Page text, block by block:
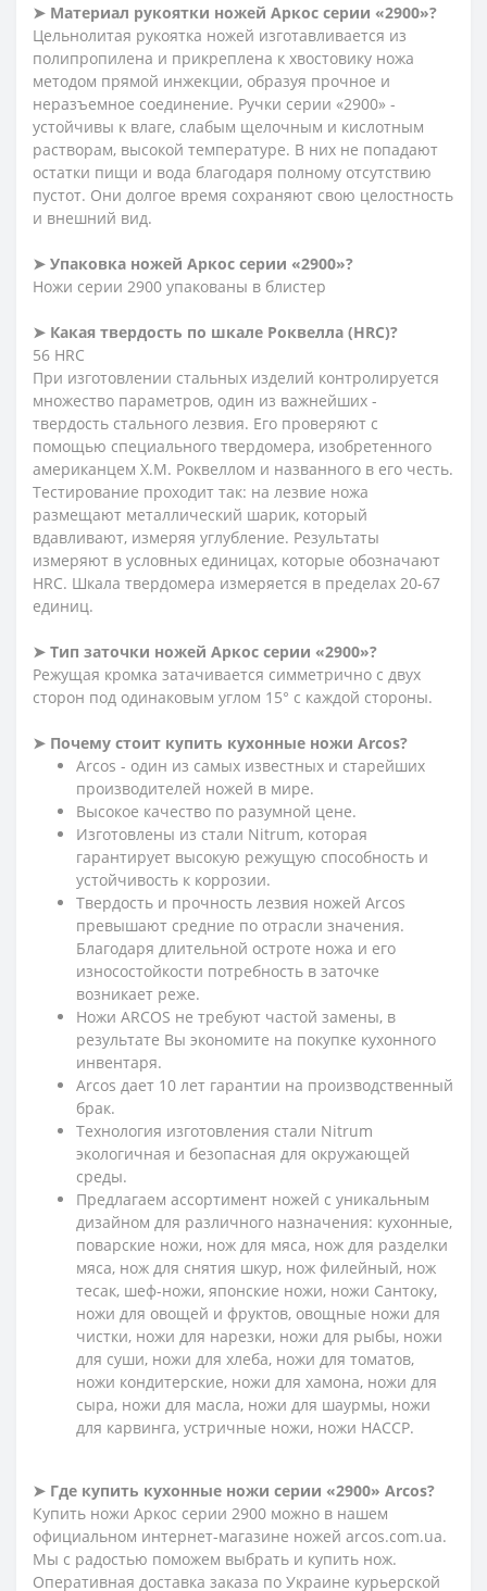
➤ Материал рукоятки ножей Аркос серии «2900»?
Цельнолитая рукоятка ножей изготавливается из
полипропилена и прикреплена к хвостовику ножа
методом прямой инжекции, образуя прочное и
неразъемное соединение. Ручки серии «2900» -
устойчивы к влаге, слабым щелочным и кислотным
растворам, высокой температуре. В них не попадают
остатки пищи и вода благодаря полному отсутствию
пустот. Они долгое время сохраняют свою целостность
и внешний вид.
➤ Упаковка ножей Аркос серии «2900»?
Ножи серии 2900 упакованы в блистер
➤ Какая твердость по шкале Роквелла (HRC)?
56 HRC
При изготовлении стальных изделий контролируется
множество параметров, один из важнейших -
твердость стального лезвия. Его проверяют с
помощью специального твердомера, изобретенного
американцем Х.М. Роквеллом и названного в его честь.
Тестирование проходит так: на лезвие ножа
размещают металлический шарик, который
вдавливают, измеряя углубление. Результаты
измеряют в условных единицах, которые обозначают
HRC. Шкала твердомера измеряется в пределах 20-67
единиц.
➤ Тип заточки ножей Аркос серии «2900»?
Режущая кромка затачивается симметрично с двух
сторон под одинаковым углом 15° с каждой стороны.
➤ Почему стоит купить кухонные ножи Arcos?
Arcos - один из самых известных и старейших
производителей ножей в мире.
Высокое качество по разумной цене.
Изготовлены из стали Nitrum, которая
гарантирует высокую режущую способность и
устойчивость к коррозии.
Твердость и прочность лезвия ножей Arcos
превышают средние по отрасли значения.
Благодаря длительной остроте ножа и его
износостойкости потребность в заточке
возникает реже.
Ножи ARCOS не требуют частой замены, в
результате Вы экономите на покупке кухонного
инвентаря.
Arcos дает 10 лет гарантии на производственный
брак.
Технология изготовления стали Nitrum
экологичная и безопасная для окружающей
среды.
Предлагаем ассортимент ножей с уникальным
дизайном для различного назначения: кухонные,
поварские ножи, нож для мяса, нож для разделки
мяса, нож для снятия шкур, нож филейный, нож
тесак, шеф-ножи, японские ножи, ножи Сантоку,
ножи для овощей и фруктов, овощные ножи для
чистки, ножи для нарезки, ножи для рыбы, ножи
для суши, ножи для хлеба, ножи для томатов,
ножи кондитерские, ножи для хамона, ножи для
сыра, ножи для масла, ножи для шаурмы, ножи
для карвинга, устричные ножи, ножи HACCP.
➤ Где купить кухонные ножи серии «2900» Arcos?
Купить ножи Аркос серии 2900 можно в нашем
официальном интернет-магазине ножей arcos.com.ua.
Мы с радостью поможем выбрать и купить нож.
Оперативная доставка заказа по Украине курьерской